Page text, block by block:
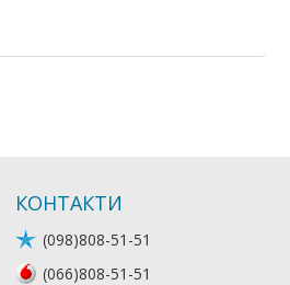
КОНТАКТИ
(098)808-51-51
(066)808-51-51